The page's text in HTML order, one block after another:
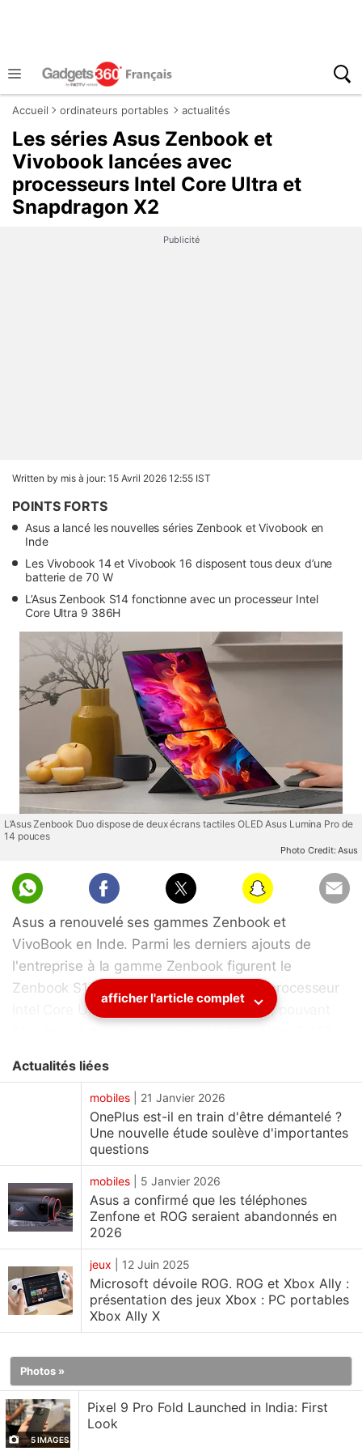
Accueil ordinateurs portables actualités
Les séries Asus Zenbook et
Vivobook lancées avec
processeurs Intel Core Ultra et
Snapdragon X2
Publicité
Written by mis à jour: 15 Avril 2026 12:55 IST
POINTS FORTS
Asus a lancé les nouvelles séries Zenbook et Vivobook en
Inde
Les Vivobook 14 et Vivobook 16 disposent tous deux d’une
batterie de 70 W
L’Asus Zenbook S14 fonctionne avec un processeur Intel
Core Ultra 9 386H
L’Asus Zenbook Duo dispose de deux écrans tactiles OLED Asus Lumina Pro de
14 pouces
Photo Credit: Asus
Asus a renouvelé ses gammes Zenbook et
VivoBook en Inde. Parmi les derniers ajouts de
l'entreprise à la gamme Zenbook figurent le
Zenbook S14, pouvant être équipé d'un processeur
Intel Core Ultra 9 386H, le Zenbook Duo, pouvant
dotés de processeurs Snapdragon X2 Elite et
Snapdragon X2 Elite Extreme. La nouvelle famille
Vivobook comprend les modèles Vivobook 14,
Vivobook 16, Vivobook S14 et Vivobook S16. Les
Vivobook 14 et 16 sont équipés d'un processeur
pouvant aller jusqu'au modèle Intel Core Ultra 5 325,
tandis que les Vivobook S14 et Vivobook S16 sont
dotés d'un processeur pouvant aller jusqu'au
modèle Intel Core Ultra 7 355.
Prix en Inde des Asus Zenbook S14, Zenbook Duo,
Zenbook A14 et Zenbook A16
processeur allant jusqu'à l'Intel Core Ultra 9 386H,
est proposé au prix de 179 990 INR.
L'Asus Zenbook Duo (UX8407AA), pouvant être
équipé d'un processeur jusqu'à
afficher l'article complet
Actualités liées
mobiles 21 Janvier 2026
OnePlus est-il en train d'être démantelé ?
Une nouvelle étude soulève d'importantes
questions
mobiles 5 Janvier 2026
Asus a confirmé que les téléphones
Zenfone et ROG seraient abandonnés en
2026
jeux 12 Juin 2025
Microsoft dévoile ROG. ROG et Xbox Ally :
présentation des jeux Xbox : PC portables
Xbox Ally X
Photos »
5 IMAGES
Pixel 9 Pro Fold Launched in India: First
Look